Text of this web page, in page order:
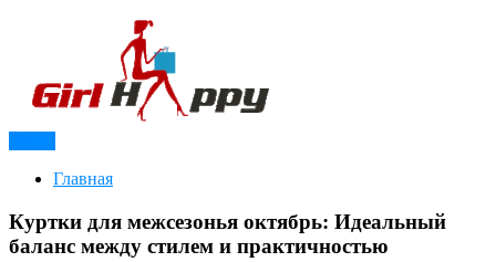
Girl Happy
Главная
Куртки для межсезонья октябрь: Идеальный
баланс между стилем и практичностью